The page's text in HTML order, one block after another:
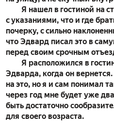
Я нашел в гостиной на
с указаниями, что и где
почерку, с сильно
что Эдвард писал это в
перед своим срочным
Я расположился в
Эдварда, когда он
на это, но я и сам понимал
через год мне будет уже
быть достаточно
для своего возраста.